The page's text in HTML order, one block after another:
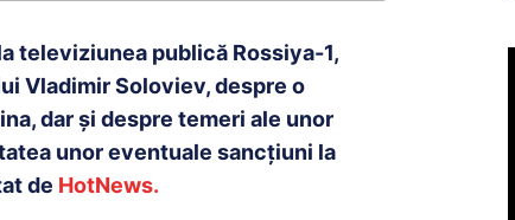
televiziunea publică Rossiya-1,
Vladimir Soloviev, despre o
dar și despre temeri ale unor
unor eventuale sancţiuni la
de HotNews.